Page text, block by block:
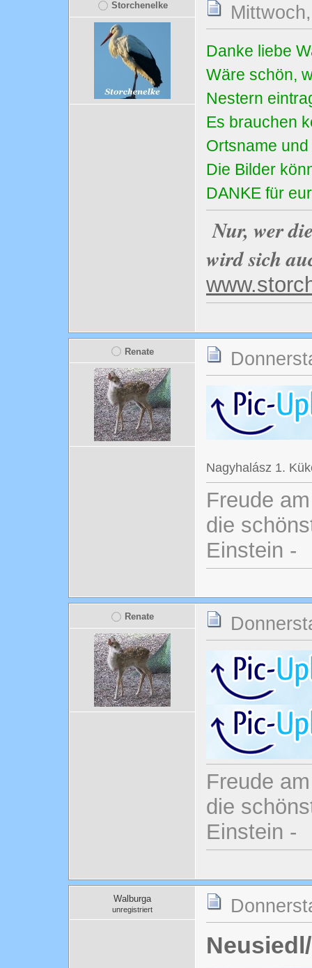
Storchenelke
Danke liebe
Wäre schön,
Nestern
Es brauchen
Ortsname
Die Bilder
DANKE für
Nur, wer
wird sich
Renate
Nagyhalász 1.
Freude
die
Einstein -
Renate
Freude
die
Einstein -
Walburga
unregistriert